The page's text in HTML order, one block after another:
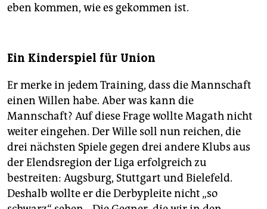
eben kommen, wie es gekommen ist.
Ein Kinderspiel für Union
Er merke in jedem Training, dass die Mannschaft
einen Willen habe. Aber was kann die
Mannschaft? Auf diese Frage wollte Magath nicht
weiter eingehen. Der Wille soll nun reichen, die
drei nächsten Spiele gegen drei andere Klubs aus
der Elendsregion der Liga erfolgreich zu
bestreiten: Augsburg, Stuttgart und Bielefeld.
Deshalb wollte er die Derbypleite nicht „so